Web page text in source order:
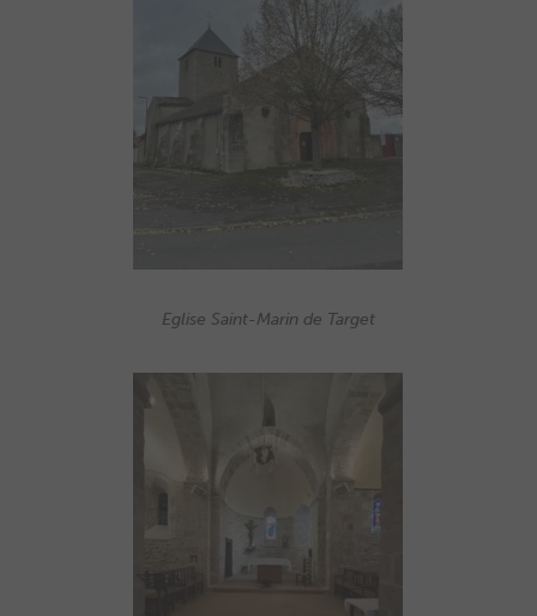
Eglise Saint-Marin de Target